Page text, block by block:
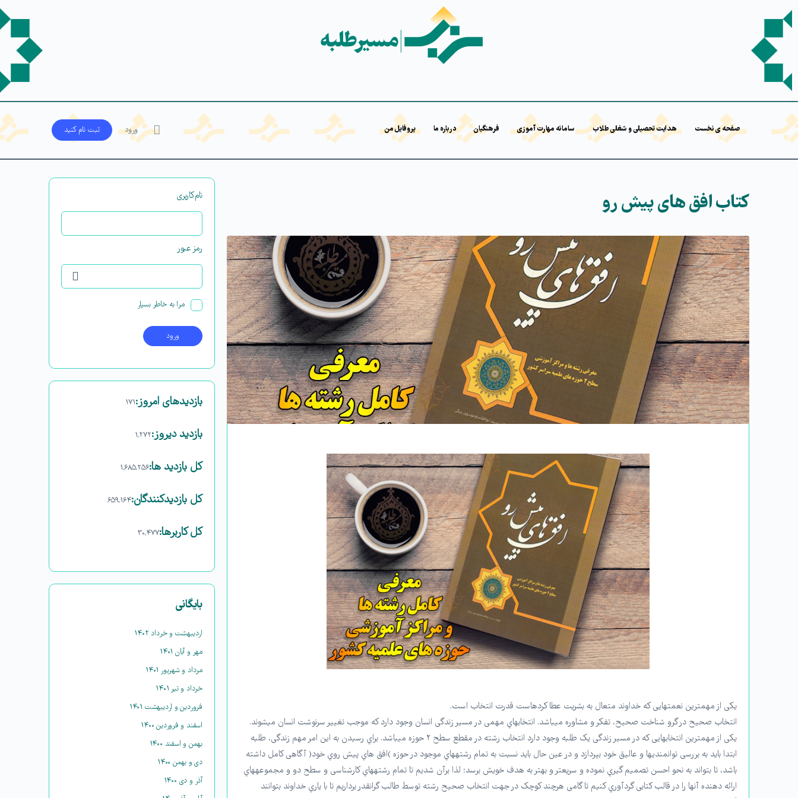
صفحه ی نخست هدایت تحصیلی و شغلی طلاب سامانه مهارت آموزی فرهنگیان درباره ما پروفایل من ورود ثبت‌ نام کنید
کتاب افق های پیش رو
یکی از مهمترین نعمتهایی که خداوند متعال به بشریت عطا کردهاست قدرت انتخاب است.
انتخاب صحیح در گرو شناخت صحیح، تفکر و مشاوره میباشد. انتخابهاي مهمی در مسیر زندگی انسان وجود دارد که موجب تغییر سرنوشت انسان میشوند.
یکی از مهمترین انتخابهایی که در مسیر زندگی یک طلبه وجود دارد انتخاب رشته در مقطع سطح ۲ حوزه میباشد. براي رسیدن به این امر مهم زندگی، طلبه
ابتدا باید به بررسی توانمنديها و عالیق خود بپردازد و در عین حال باید نسبت به تمام رشتههاي موجود در حوزه )افق هاي پیش روي خود( آگاهی کامل داشته
باشد، تا بتواند به نحو احسن تصمیم گیري نموده و سریعتر و بهتر به هدف خویش برسد؛ لذا برآن شدیم تا تمام رشتههاي کارشناسی و سطح دو و مجموعههاي
ارائه دهنده آنها را در قالب کتابی گردآوري کنیم تا گامی هرچند کوچک در جهت انتخاب صحیح رشته توسط طالب گرانقدر برداریم تا با یاري خداوند بتوانند
نام‌کاربری
رمز عبور
مرا به خاطر بسپار
بازدیدهای امروز:۱۷۱
بازدید دیروز:۱,۲۷۲
کل بازدید ها:۱,۶۸۵,۲۵۶
کل بازدیدکنند‌گان:۶۵۹,۱۶۴
کل کاربرها:۳۰,۴۷۷
بایگانی
اردیبهشت و خرداد ۱۴۰۲
مهر و آبان ۱۴۰۱
مرداد و شهریور ۱۴۰۱
خرداد و تیر ۱۴۰۱
فروردین و اردیبهشت ۱۴۰۱
اسفند و فروردین ۱۴۰۰
بهمن و اسفند ۱۴۰۰
دی و بهمن ۱۴۰۰
آذر و دی ۱۴۰۰